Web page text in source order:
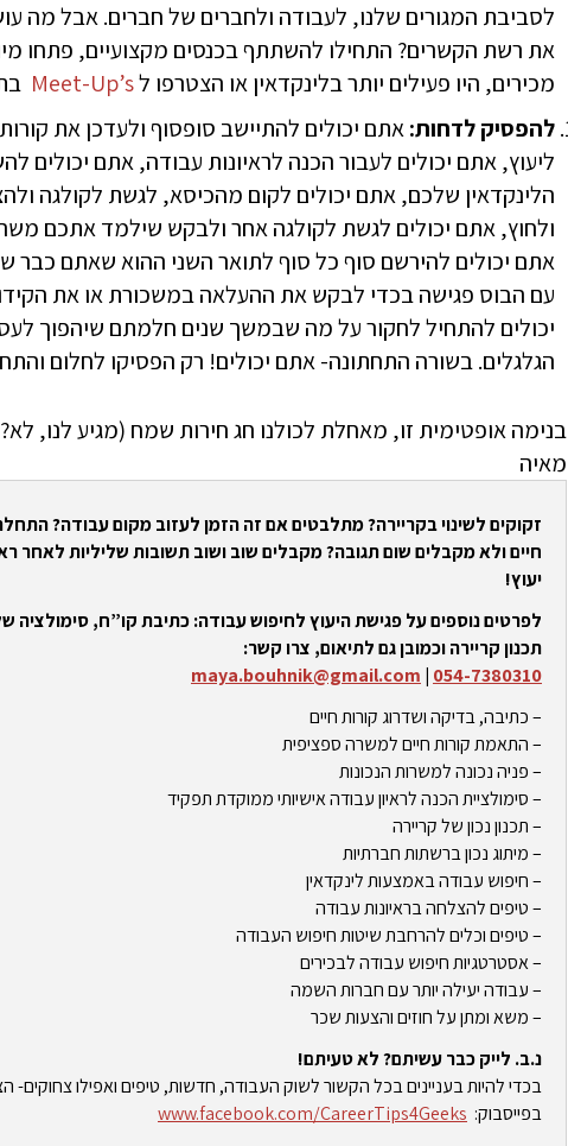
לסביבת המגורים שלנו, לעבודה ולחברים של חברים. אבל מה
את רשת הקשרים? התחילו להשתתף בכנסים מקצועיים, פתחו
מכירים, היו פעילים יותר בלינקדאין או הצטרפו ל
Meet-Up’s
להפסיק לדחות:אתם יכולים להתיישב סופסוף ולעדכן את
ליעוץ, אתם יכולים לעבור הכנה לראיונות עבודה, אתם יכולים
הלינקדאין שלכם, אתם יכולים לקום מהכיסא, לגשת לקולגה
ולחוץ, אתם יכולים לגשת לקולגה אחר ולבקש שילמד אתכם
אתם יכולים להירשם סוף כל סוף לתואר השני ההוא שאתם כבר
עם הבוס פגישה בכדי לבקש את ההעלאה במשכורת או את
יכולים להתחיל לחקור על מה שבמשך שנים חלמתם שיהפוך
הגלגלים. בשורה התחתונה- אתם יכולים! רק הפסיקו לחלום
בנימה אופטימית זו, מאחלת לכולנו חג חירות שמח (מגיע לנו, לא?
מאיה
זקוקים לשינוי בקריירה? מתלבטים אם זה הזמן לעזוב מקום עבודה?
חיים ולא מקבלים שום תגובה? מקבלים שוב ושוב תשובות שליליות לאחר
יעוץ!
לפרטים נוספים על פגישת היעוץ לחיפוש עבודה: כתיבת קו”ח, סימולציה
תכנון קריירה וכמובן גם לתיאום, צרו קשר:
054-7380310
|
maya.bouhnik@gmail.com
– כתיבה, בדיקה ושדרוג קורות חיים
– התאמת קורות חיים למשרה ספציפית
– פניה נכונה למשרות הנכונות
– סימולציית הכנה לראיון עבודה אישיותי ממוקדת תפקיד
– תכנון נכון של קריירה
– מיתוג נכון ברשתות חברתיות
– חיפוש עבודה באמצעות לינקדאין
– טיפים להצלחה בראיונות עבודה
– טיפים וכלים להרחבת שיטות חיפוש העבודה
– אסטרטגיות חיפוש עבודה לבכירים
– עבודה יעילה יותר עם חברות השמה
– משא ומתן על חוזים והצעות שכר
נ.ב. לייק כבר עשיתם? לא טעיתם!
בכדי להיות בעניינים בכל הקשור לשוק העבודה, חדשות, טיפים ואפילו צחוקים-
בפייסבוק: www.facebook.com/CareerTips4Geeks